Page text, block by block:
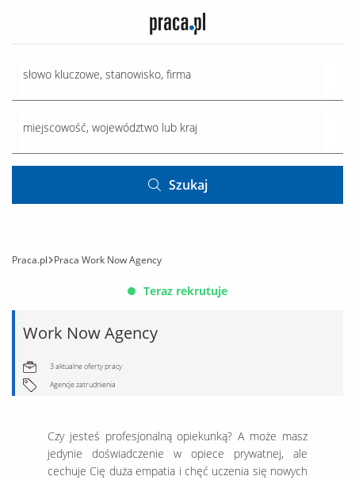
Szukaj
Praca.pl Praca Work Now Agency
Teraz rekrutuje
Work Now Agency
3 aktualne oferty pracy
Agencje zatrudnienia
Czy jesteś profesjonalną opiekunką? A może masz
jedynie doświadczenie w opiece prywatnej, ale
cechuje Cię duża empatia i chęć uczenia się nowych